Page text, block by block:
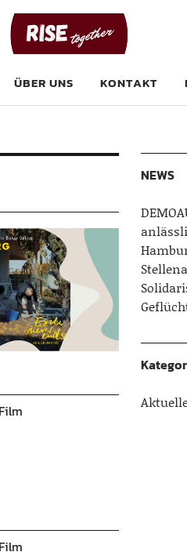
e. V.
ÜBER UNS KONTAKT
NEWS